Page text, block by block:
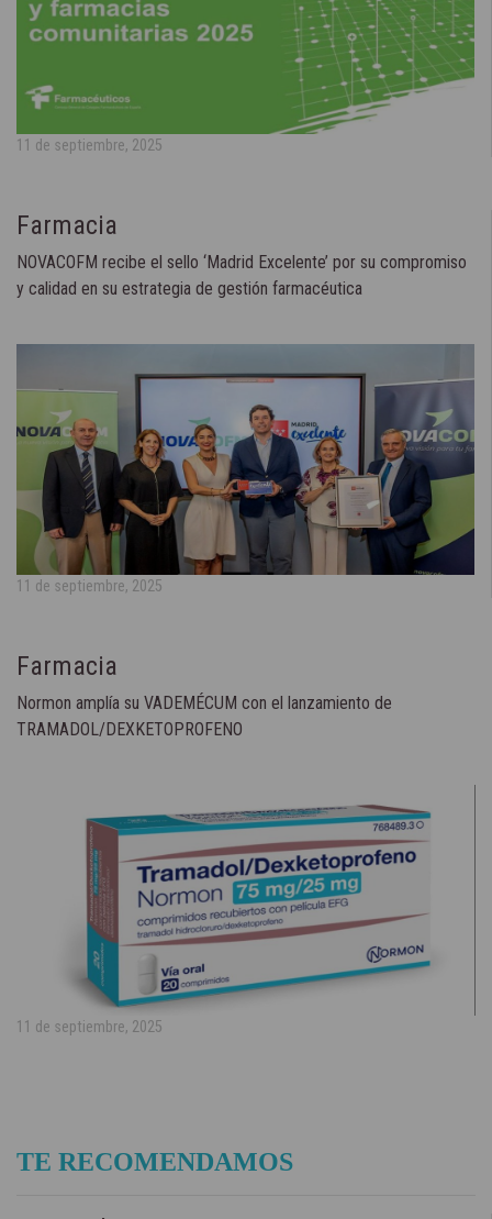
11 de septiembre, 2025
Farmacia
NOVACOFM recibe el sello ‘Madrid Excelente’ por su compromiso
y calidad en su estrategia de gestión farmacéutica
11 de septiembre, 2025
Farmacia
Normon amplía su VADEMÉCUM con el lanzamiento de
TRAMADOL/DEXKETOPROFENO
11 de septiembre, 2025
TE RECOMENDAMOS